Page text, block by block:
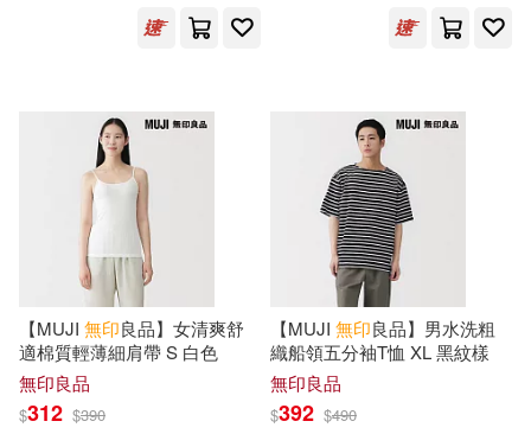
盧勝彥(1) 石熙等(1)
葉丙成(1)
蜜雪兒(1) 費歐娜．沃特(1)
賓至剛Kenny(1) 賴曉妍(1)
邢逸菲(1) 釋普超(1)
社會科學文獻出版社(1)
福隆出版社(1)
經濟部國際貿易局(1)
臺灣商務(1) 良品文化(1)
藝術心靈工作室(1)
【MUJI 無印良品】女清爽舒
適棉質輕薄細肩帶 S 白色
無印良品
$312 $390
【MUJI 無印良品】男水洗粗
織船領五分袖T恤 XL 黑紋樣
無印良品
$392 $490